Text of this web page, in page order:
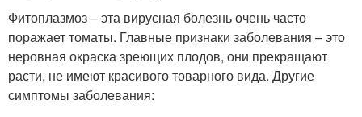
Фитоплазмоз – эта вирусная болезнь очень часто
поражает томаты. Главные признаки заболевания – это
неровная окраска зреющих плодов, они прекращают
расти, не имеют красивого товарного вида. Другие
симптомы заболевания: